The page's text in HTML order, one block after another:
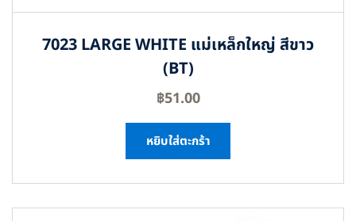
7023 LARGE WHITE แม่เหล็กใหญ่ สีขาว
(BT)
฿51.00
หยิบใส่ตะกร้า